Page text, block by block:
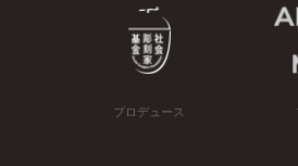
プロデュース